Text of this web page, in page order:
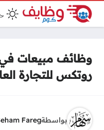
وظائف مبيعات
روتكس للتجارة
بواسطةFareg